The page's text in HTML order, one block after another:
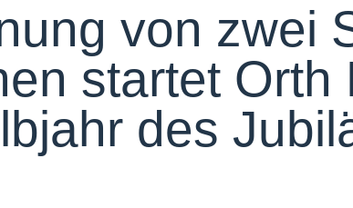
von zwei
startet Orth
des